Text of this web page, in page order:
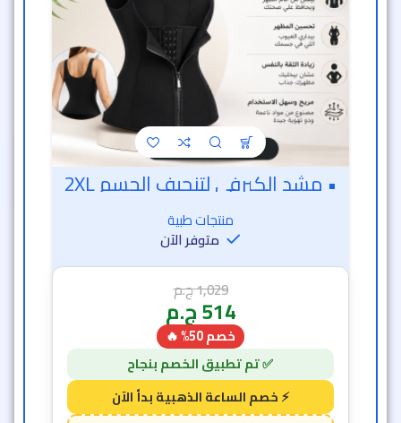
• مشد الكيرفي لتنحيف الجسم 2XL
منتجات طبية
متوفر الآن
1,029ج.م
514ج.م
خصم 50% 🔥